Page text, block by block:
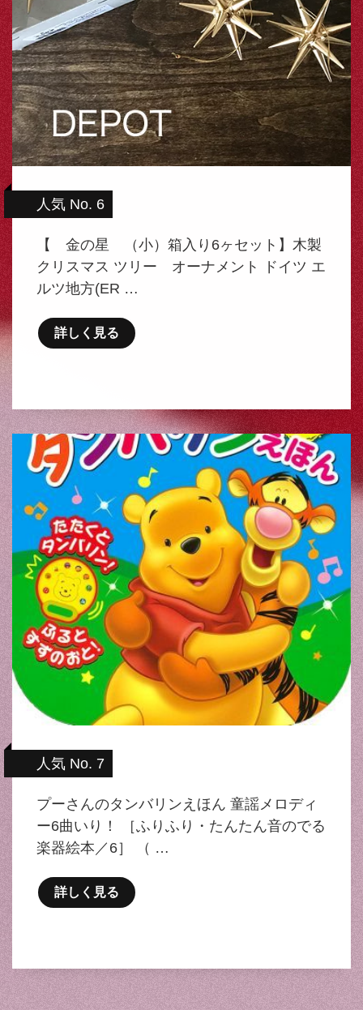
人気 No. 6
【 金の星 （小）箱入り6ヶセット】木製
クリスマス ツリー オーナメント ドイツ エ
ルツ地方(ER …
詳しく見る
人気 No. 7
プーさんのタンバリンえほん 童謡メロディ
ー6曲いり！ ［ふりふり・たんたん音のでる
楽器絵本／6］ （ …
詳しく見る